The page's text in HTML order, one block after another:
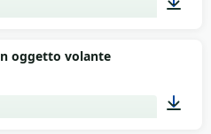
oggetto volante